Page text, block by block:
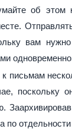
об этом
вам нужно
к письмам
поскольку